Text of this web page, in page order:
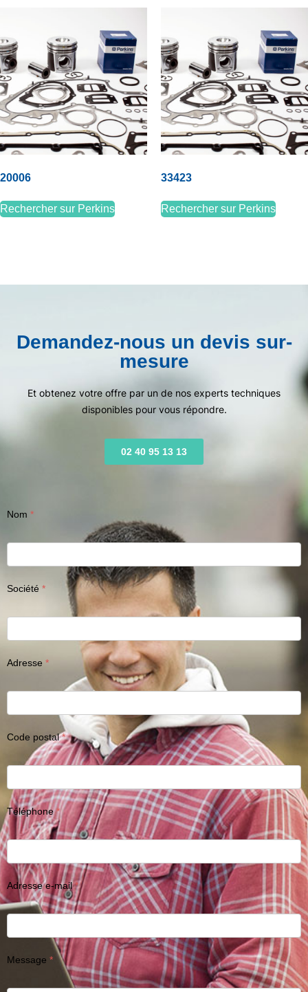
20006
Rechercher sur Perkins
33423
Rechercher sur Perkins
Demandez-nous un devis sur-
mesure
Et obtenez votre offre par un de nos experts techniques
disponibles pour vous répondre.
02 40 95 13 13
Nom
Société
Adresse
Code postal
Téléphone
Adresse e-mail
Message